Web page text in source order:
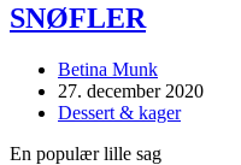
SNØFLER
Post
author:
Betina Munk
Post
published:
27. december 2020
Post
Dessert & kager
En populær lille sag